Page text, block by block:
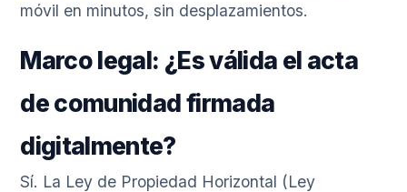
móvil en minutos, sin desplazamientos.
Marco legal: ¿Es válida el acta
de comunidad firmada
digitalmente?
Sí. La Ley de Propiedad Horizontal (Ley